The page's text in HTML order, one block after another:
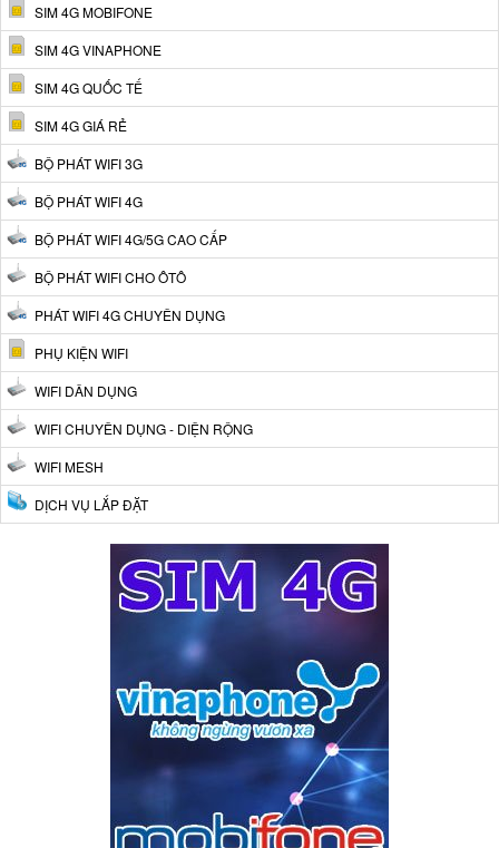
SIM 4G MOBIFONE
SIM 4G VINAPHONE
SIM 4G QUỐC TẾ
SIM 4G GIÁ RẺ
BỘ PHÁT WIFI 3G
BỘ PHÁT WIFI 4G
BỘ PHÁT WIFI 4G/5G CAO CẤP
BỘ PHÁT WIFI CHO ÔTÔ
PHÁT WIFI 4G CHUYÊN DỤNG
PHỤ KIỆN WIFI
WIFI DÂN DỤNG
WIFI CHUYÊN DỤNG - DIỆN RỘNG
WIFI MESH
DỊCH VỤ LẮP ĐẶT